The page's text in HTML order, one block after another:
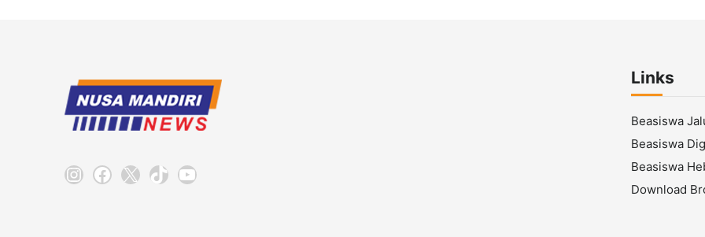
Instagram
Facebook
X TikTokYouTube
Links
Beasiswa
Beasiswa
Beasiswa
Download